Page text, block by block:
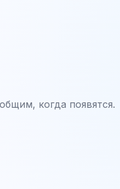
когда появятся.